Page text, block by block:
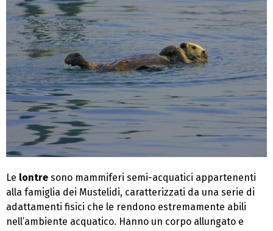
Le lontre sono mammiferi semi-acquatici appartenenti
alla famiglia dei Mustelidi, caratterizzati da una serie di
adattamenti fisici che le rendono estremamente abili
nell’ambiente acquatico. Hanno un corpo allungato e